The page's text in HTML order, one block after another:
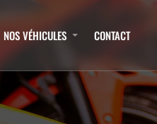
NOS VÉHICULES CONTACT